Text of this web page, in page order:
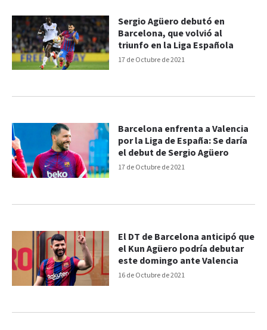
17 de Octubre de 2021
Sergio Agüero debutó en
Barcelona, que volvió al
triunfo en la Liga Española
17 de Octubre de 2021
Barcelona enfrenta a Valencia
por la Liga de España: Se daría
el debut de Sergio Agüero
16 de Octubre de 2021
El DT de Barcelona anticipó que
el Kun Agüero podría debutar
este domingo ante Valencia